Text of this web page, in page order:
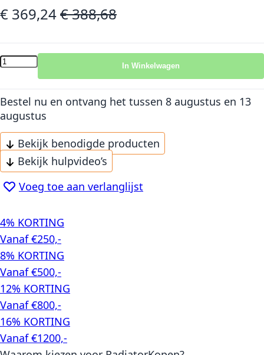
Speciale prijs
€ 369,24 Normale prijs
€ 388,68
In Winkelwagen
Bestel nu en ontvang het tussen 8 augustus en 13
augustus
Bekijk benodigde producten
Bekijk hulpvideo’s
Voeg toe aan verlanglijst
4% KORTING
Vanaf €250,-
8% KORTING
Vanaf €500,-
12% KORTING
Vanaf €800,-
16% KORTING
Vanaf €1200,-